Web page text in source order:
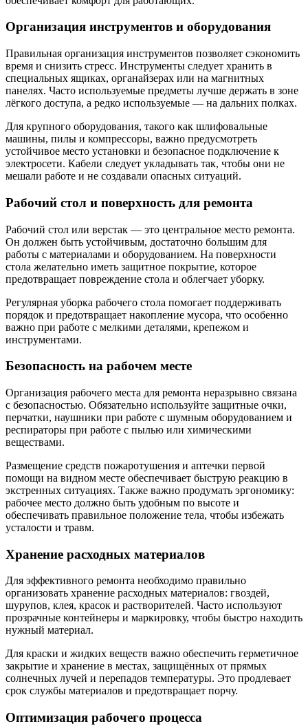
Организация инструментов и оборудования
Правильная организация инструментов позволяет сэкономить
время и снизить стресс. Инструменты следует хранить в
специальных ящиках, органайзерах или на магнитных
панелях. Часто используемые предметы лучше держать в зоне
лёгкого доступа, а редко используемые — на дальних полках.
Для крупного оборудования, такого как шлифовальные
машины, пилы и компрессоры, важно предусмотреть
устойчивое место установки и безопасное подключение к
электросети. Кабели следует укладывать так, чтобы они не
мешали работе и не создавали опасных ситуаций.
Рабочий стол и поверхность для ремонта
Рабочий стол или верстак — это центральное место ремонта.
Он должен быть устойчивым, достаточно большим для
работы с материалами и оборудованием. На поверхности
стола желательно иметь защитное покрытие, которое
предотвращает повреждение стола и облегчает уборку.
Регулярная уборка рабочего стола помогает поддерживать
порядок и предотвращает накопление мусора, что особенно
важно при работе с мелкими деталями, крепежом и
инструментами.
Безопасность на рабочем месте
Организация рабочего места для ремонта неразрывно связана
с безопасностью. Обязательно используйте защитные очки,
перчатки, наушники при работе с шумным оборудованием и
респираторы при работе с пылью или химическими
веществами.
Размещение средств пожаротушения и аптечки первой
помощи на видном месте обеспечивает быструю реакцию в
экстренных ситуациях. Также важно продумать эргономику:
рабочее место должно быть удобным по высоте и
обеспечивать правильное положение тела, чтобы избежать
усталости и травм.
Хранение расходных материалов
Для эффективного ремонта необходимо правильно
организовать хранение расходных материалов: гвоздей,
шурупов, клея, красок и растворителей. Часто используют
прозрачные контейнеры и маркировку, чтобы быстро находить
нужный материал.
Для краски и жидких веществ важно обеспечить герметичное
закрытие и хранение в местах, защищённых от прямых
солнечных лучей и перепадов температуры. Это продлевает
срок службы материалов и предотвращает порчу.
Оптимизация рабочего процесса